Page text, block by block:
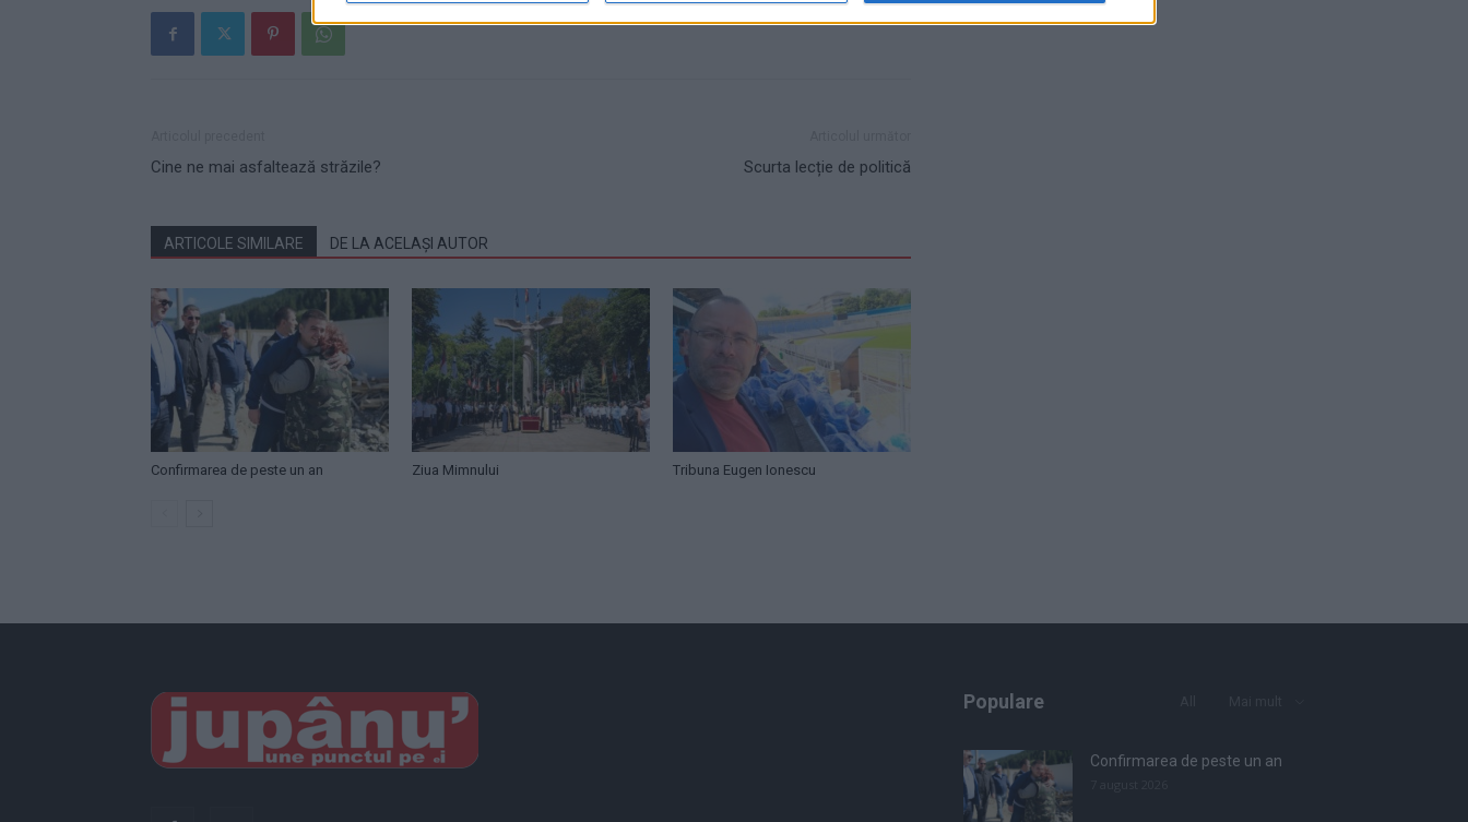
Cine ne mai asfaltează străzile? Scurta lecție de politică
ARTICOLE SIMILARE DE LA ACELAȘI AUTOR
Confirmarea de peste un an Ziua Mimnului Tribuna Eugen Ionescu
Populare
Confirmarea de peste un an